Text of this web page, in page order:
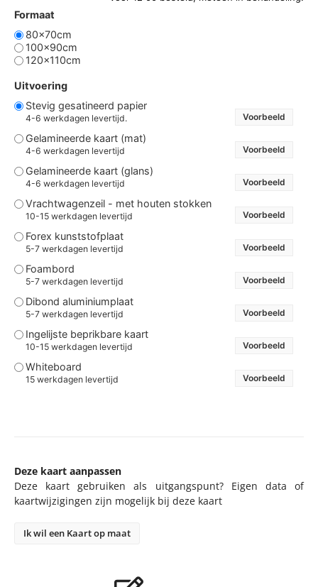
Formaat
80x70cm
100x90cm
120x110cm
Uitvoering
Stevig gesatineerd papier
4-6 werkdagen levertijd. Voorbeeld
Gelamineerde kaart (mat)
4-6 werkdagen levertijd Voorbeeld
Gelamineerde kaart (glans)
4-6 werkdagen levertijd Voorbeeld
Vrachtwagenzeil - met houten stokken
10-15 werkdagen levertijd Voorbeeld
Forex kunststofplaat
5-7 werkdagen levertijd Voorbeeld
Foambord
5-7 werkdagen levertijd Voorbeeld
Dibond aluminiumplaat
5-7 werkdagen levertijd Voorbeeld
Ingelijste beprikbare kaart
10-15 werkdagen levertijd Voorbeeld
Whiteboard
15 werkdagen levertijd Voorbeeld
Deze kaart aanpassen
Deze kaart gebruiken als uitgangspunt? Eigen data of
kaartwijzigingen zijn mogelijk bij deze kaart
Ik wil een Kaart op maat